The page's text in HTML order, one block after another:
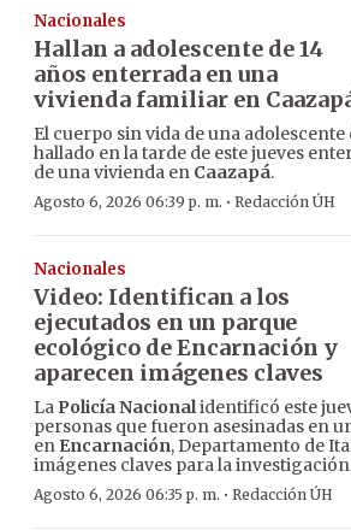
Nacionales
Hallan a adolescente de 14
años enterrada en una
vivienda familiar en
El cuerpo sin vida de una adolescente
hallado en la tarde de este jueves
de una vivienda en Caazapá.
Agosto 6, 2026 06:39 p. m. · Redacción ÚH
Nacionales
Video: Identifican a los
ejecutados en un parque
ecológico de Encarnación y
aparecen imágenes claves
La Policía Nacionalidentificó este
personas que fueron asesinadas en
en Encarnación, Departamento de
imágenes claves para la
Agosto 6, 2026 06:35 p. m. · Redacción ÚH